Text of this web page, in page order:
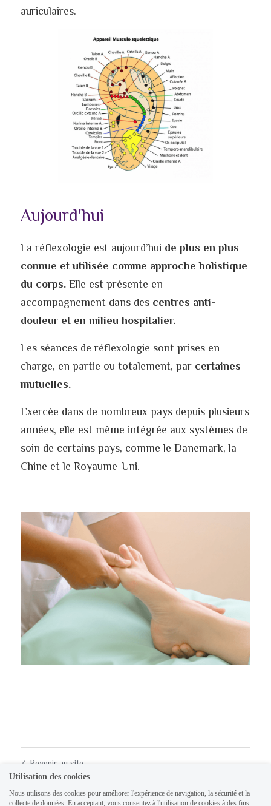
auriculaires.
Aujourd'hui
La réflexologie est aujourd’hui de plus en plus
connue et utilisée comme approche holistique
du corps. Elle est présente en
accompagnement dans des centres anti-
douleur et en milieu hospitalier.
Les séances de réflexologie sont prises en
charge, en partie ou totalement, par certaines
mutuelles.
Exercée dans de nombreux pays depuis plusieurs
années, elle est même intégrée aux systèmes de
soin de certains pays, comme le Danemark, la
Chine et le Royaume-Uni.
Revenir au site
Utilisation des cookies
Nous utilisons des cookies pour améliorer l'expérience de navigation, la sécurité et la
collecte de données. En acceptant, vous consentez à l'utilisation de cookies à des fins